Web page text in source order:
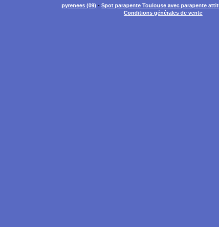
pyrenees (09) -Spot parapente Toulouse avec parapente
Conditions générales de vente